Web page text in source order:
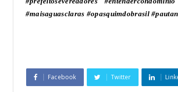
#maisaguasclaras #opasquimdobrasil
Facebook Twitter